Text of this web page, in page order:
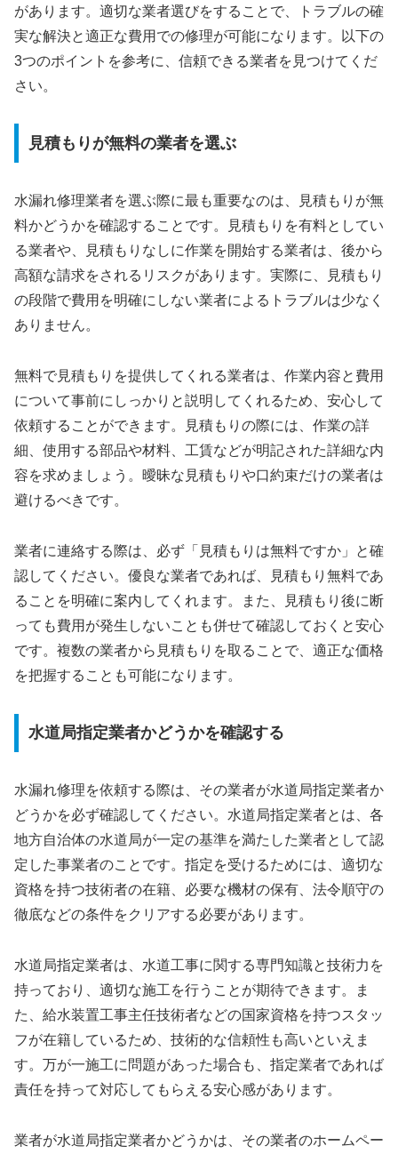
があります。適切な業者選びをすることで、トラブルの確
実な解決と適正な費用での修理が可能になります。以下の
3つのポイントを参考に、信頼できる業者を見つけてくだ
さい。
見積もりが無料の業者を選ぶ
水漏れ修理業者を選ぶ際に最も重要なのは、見積もりが無
料かどうかを確認することです。見積もりを有料としてい
る業者や、見積もりなしに作業を開始する業者は、後から
高額な請求をされるリスクがあります。実際に、見積もり
の段階で費用を明確にしない業者によるトラブルは少なく
ありません。
無料で見積もりを提供してくれる業者は、作業内容と費用
について事前にしっかりと説明してくれるため、安心して
依頼することができます。見積もりの際には、作業の詳
細、使用する部品や材料、工賃などが明記された詳細な内
容を求めましょう。曖昧な見積もりや口約束だけの業者は
避けるべきです。
業者に連絡する際は、必ず「見積もりは無料ですか」と確
認してください。優良な業者であれば、見積もり無料であ
ることを明確に案内してくれます。また、見積もり後に断
っても費用が発生しないことも併せて確認しておくと安心
です。複数の業者から見積もりを取ることで、適正な価格
を把握することも可能になります。
水道局指定業者かどうかを確認する
水漏れ修理を依頼する際は、その業者が水道局指定業者か
どうかを必ず確認してください。水道局指定業者とは、各
地方自治体の水道局が一定の基準を満たした業者として認
定した事業者のことです。指定を受けるためには、適切な
資格を持つ技術者の在籍、必要な機材の保有、法令順守の
徹底などの条件をクリアする必要があります。
水道局指定業者は、水道工事に関する専門知識と技術力を
持っており、適切な施工を行うことが期待できます。ま
た、給水装置工事主任技術者などの国家資格を持つスタッ
フが在籍しているため、技術的な信頼性も高いといえま
す。万が一施工に問題があった場合も、指定業者であれば
責任を持って対応してもらえる安心感があります。
業者が水道局指定業者かどうかは、その業者のホームペー